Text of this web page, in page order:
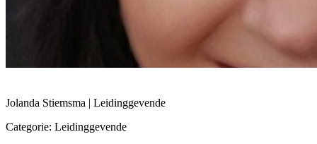
Jolanda Stiemsma | Leidinggevende
Categorie: Leidinggevende